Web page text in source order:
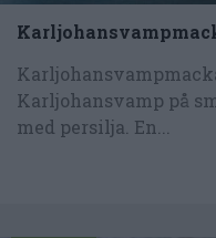
Karljohansvamp på
med persilja. En...